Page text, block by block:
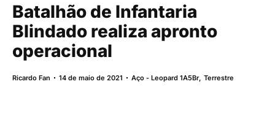
Batalhão de Infantaria
Blindado realiza apronto
operacional
Ricardo Fan 14 de maio de 2021 Aço - Leopard 1A5Br,Terrestre